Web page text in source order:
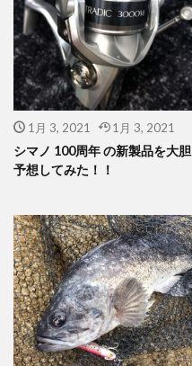
1月 3, 2021 1月 3, 2021
シマノ 100周年 の新製品を大胆
予想してみた！！